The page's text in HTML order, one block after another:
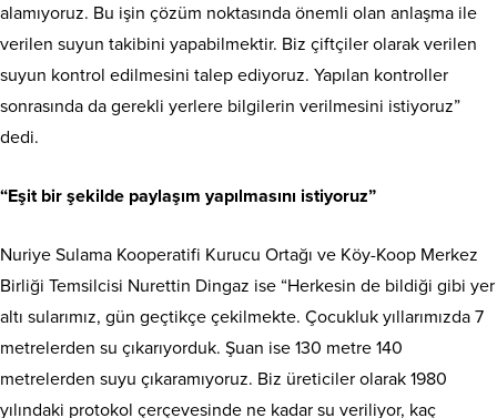
alamıyoruz. Bu işin çözüm noktasında önemli olan anlaşma ile
verilen suyun takibini yapabilmektir. Biz çiftçiler olarak verilen
suyun kontrol edilmesini talep ediyoruz. Yapılan kontroller
sonrasında da gerekli yerlere bilgilerin verilmesini istiyoruz”
dedi.
“Eşit bir şekilde paylaşım yapılmasını istiyoruz”
Nuriye Sulama Kooperatifi Kurucu Ortağı ve Köy-Koop Merkez
Birliği Temsilcisi Nurettin Dingaz ise “Herkesin de bildiği gibi yer
altı sularımız, gün geçtikçe çekilmekte. Çocukluk yıllarımızda 7
metrelerden su çıkarıyorduk. Şuan ise 130 metre 140
metrelerden suyu çıkaramıyoruz. Biz üreticiler olarak 1980
yılındaki protokol çerçevesinde ne kadar su veriliyor, kaç